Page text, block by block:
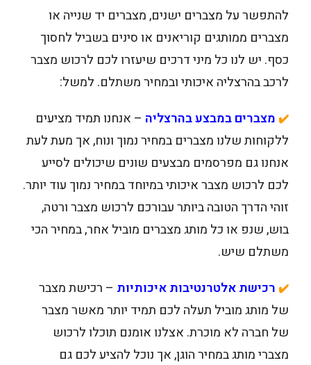
להתפשר על מצברים ישנים, מצברים יד שנייה או
מצברים ממותגים קוריאנים או סינים בשביל לחסוך
כסף. יש לנו כל מיני דרכים שיעזרו לכם לרכוש מצבר
לרכב בהרצליה איכותי ובמחיר משתלם. למשל:
✔️ מצברים במבצע בהרצליה – אנחנו תמיד מציעים
ללקוחות שלנו מצברים במחיר נמוך ונוח, אך מעת לעת
אנחנו גם מפרסמים מבצעים שונים שיכולים לסייע
לכם לרכוש מצבר איכותי במיוחד במחיר נמוך עוד יותר.
זוהי הדרך הטובה ביותר עבורכם לרכוש מצבר ורטה,
בוש, שנפ או כל מותג מצברים מוביל אחר, במחיר הכי
משתלם שיש.
✔️ רכישת אלטרנטיבות איכותיות – רכישת מצבר
של מותג מוביל תעלה לכם תמיד יותר מאשר מצבר
של חברה לא מוכרת. אצלנו אומנם תוכלו לרכוש
מצברי מותג במחיר הוגן, אך נוכל להציע לכם גם